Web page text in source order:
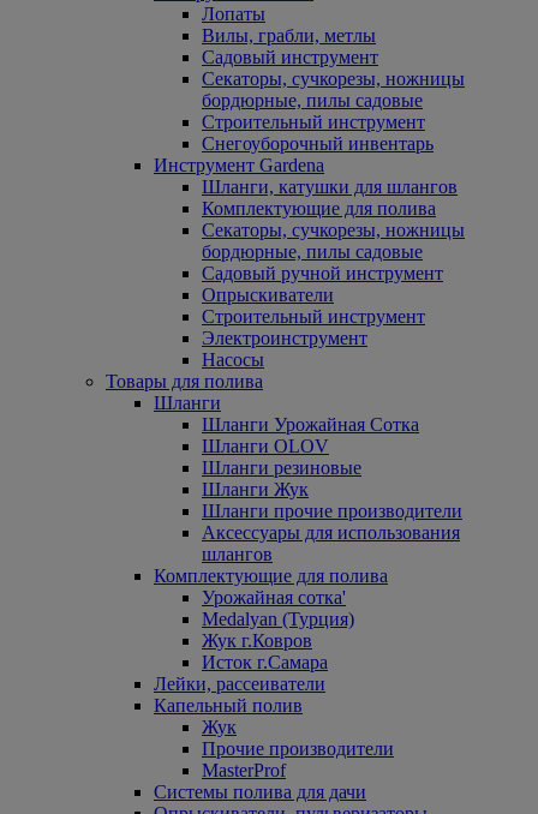
Лопаты
Вилы, грабли, метлы
Садовый инструмент
Секаторы, сучкорезы, ножницы
бордюрные, пилы садовые
Строительный инструмент
Снегоуборочный инвентарь
Инструмент Gardena
Шланги, катушки для шлангов
Комплектующие для полива
Секаторы, сучкорезы, ножницы
бордюрные, пилы садовые
Садовый ручной инструмент
Опрыскиватели
Строительный инструмент
Электроинструмент
Насосы
Товары для полива
Шланги
Шланги Урожайная Сотка
Шланги OLOV
Шланги резиновые
Шланги Жук
Шланги прочие производители
Аксессуары для использования
шлангов
Комплектующие для полива
Урожайная сотка'
Medalyan (Турция)
Жук г.Ковров
Исток г.Самара
Лейки, рассеиватели
Капельный полив
Жук
Прочие производители
MasterProf
Системы полива для дачи